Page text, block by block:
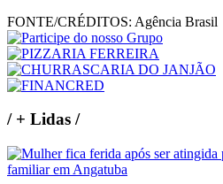
FONTE/CRÉDITOS: Agência Brasil
/+ Lidas /